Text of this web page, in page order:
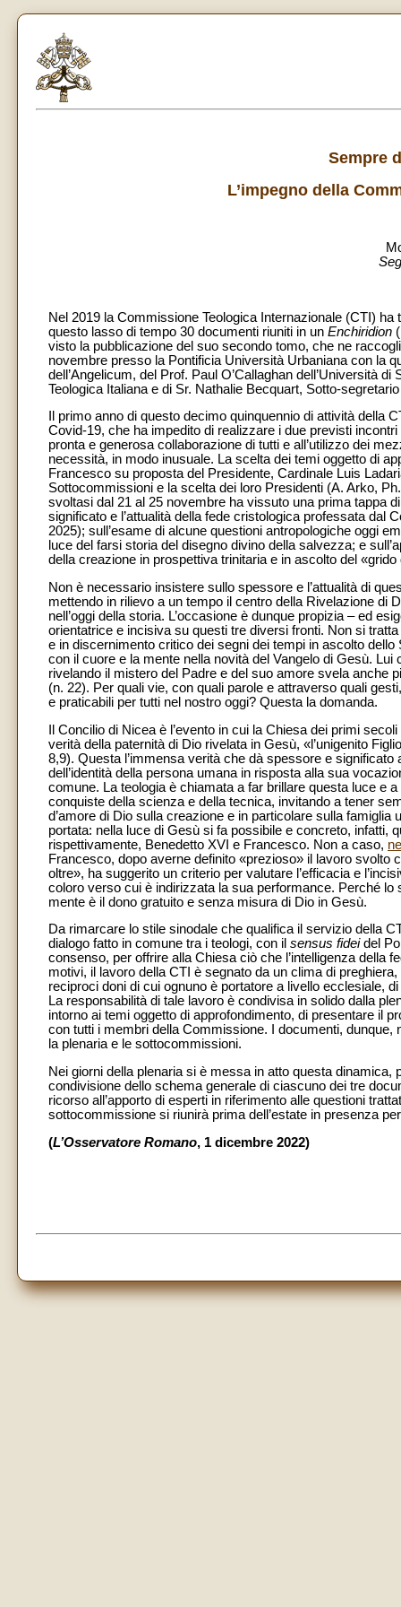
Sempre
L’impegno della
Nel 2019 la Commissione Teologica Internazionale (CTI)
questo lasso di tempo 30 documenti riuniti in un Enchiridion
visto la pubblicazione del suo secondo tomo, che ne
novembre presso la Pontificia Università Urbaniana con la
dell’Angelicum, del Prof. Paul O’Callaghan dell’Università
Teologica Italiana e di Sr. Nathalie Becquart, Sotto-
Il primo anno di questo decimo quinquennio di attività della
Covid-19, che ha impedito di realizzare i due previsti
pronta e generosa collaborazione di tutti e all’utilizzo dei
necessità, in modo inusuale. La scelta dei temi oggetto di
Francesco su proposta del Presidente, Cardinale Luis
Sottocommissioni e la scelta dei loro Presidenti (A. Arko,
svoltasi dal 21 al 25 novembre ha vissuto una prima tappa
significato e l’attualità della fede cristologica professata dal
2025); sull’esame di alcune questioni antropologiche oggi
luce del farsi storia del disegno divino della salvezza; e
della creazione in prospettiva trinitaria e in ascolto del
Non è necessario insistere sullo spessore e l’attualità di
mettendo in rilievo a un tempo il centro della Rivelazione di
nell’oggi della storia. L’occasione è dunque propizia – ed
orientatrice e incisiva su questi tre diversi fronti. Non si
e in discernimento critico dei segni dei tempi in ascolto
con il cuore e la mente nella novità del Vangelo di Gesù.
rivelando il mistero del Padre e del suo amore svela anche
(n. 22). Per quali vie, con quali parole e attraverso quali
e praticabili per tutti nel nostro oggi? Questa la domanda.
Il Concilio di Nicea è l’evento in cui la Chiesa dei primi
verità della paternità di Dio rivelata in Gesù, «l’unigenito
8,9). Questa l’immensa verità che dà spessore e
dell’identità della persona umana in risposta alla sua
comune. La teologia è chiamata a far brillare questa luce e
conquiste della scienza e della tecnica, invitando a tener
d’amore di Dio sulla creazione e in particolare sulla
portata: nella luce di Gesù si fa possibile e concreto, infatti,
rispettivamente, Benedetto XVI e Francesco. Non a caso,
Francesco, dopo averne definito «prezioso» il lavoro svolto
oltre», ha suggerito un criterio per valutare l’efficacia e
coloro verso cui è indirizzata la sua performance. Perché
mente è il dono gratuito e senza misura di Dio in Gesù.
Da rimarcare lo stile sinodale che qualifica il servizio della
dialogo fatto in comune tra i teologi, con il sensus fideidel
consenso, per offrire alla Chiesa ciò che l’intelligenza della
motivi, il lavoro della CTI è segnato da un clima di
reciproci doni di cui ognuno è portatore a livello ecclesiale,
La responsabilità di tale lavoro è condivisa in solido dalla
intorno ai temi oggetto di approfondimento, di presentare il
con tutti i membri della Commissione. I documenti,
la plenaria e le sottocommissioni.
Nei giorni della plenaria si è messa in atto questa dinamica,
condivisione dello schema generale di ciascuno dei tre
ricorso all’apporto di esperti in riferimento alle questioni
sottocommissione si riunirà prima dell’estate in presenza
(L’Osservatore Romano, 1 dicembre 2022)